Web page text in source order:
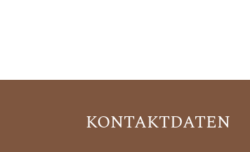
KONTAKTDATEN